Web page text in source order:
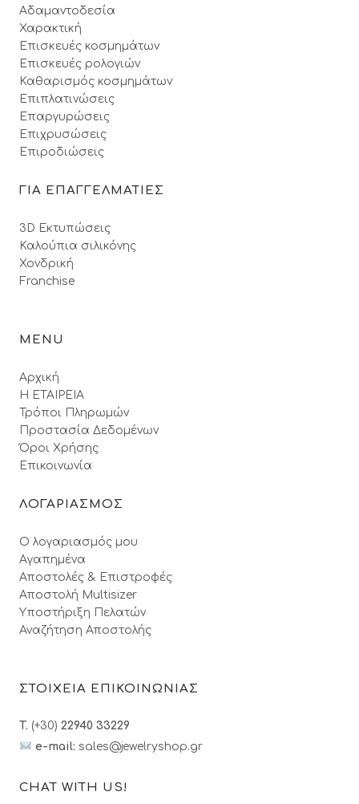
Αδαμαντοδεσία
Χαρακτική
Επισκευές κοσμημάτων
Επισκευές ρολογιών
Καθαρισμός κοσμημάτων
Επιπλατινώσεις
Επαργυρώσεις
Επιχρυσώσεις
Επιροδιώσεις
ΓΙΑ ΕΠΑΓΓΕΛΜΑΤΙΕΣ
3D Εκτυπώσεις
Καλούπια σιλικόνης
Χονδρική
Franchise
MENU
Αρχική
Η ΕΤΑΙΡΕΙΑ
Τρόποι Πληρωμών
Προστασία Δεδομένων
Όροι Xρήσης
Επικοινωνία
ΛΟΓΑΡΙΑΣΜΟΣ
Ο λογαριασμός μου
Αγαπημένα
Αποστολές & Επιστροφές
Αποστολή Multisizer
Υποστήριξη Πελατών
Αναζήτηση Αποστολής
ΣΤΟΙΧΕΙΑ ΕΠΙΚΟΙΝΩΝΙΑΣ
T. (+30) 22940 33229
e-mail: sales@jewelryshop.gr
CHAT WITH US!